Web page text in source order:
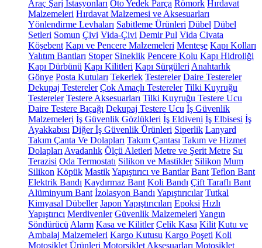
Araç Şarj İstasyonları Oto Yedek Parça Römork Hırdavat
Malzemeleri Hırdavat Malzemesi ve Aksesuarları
Yönlendirme Levhaları Sabitleme Ürünleri Dübel Dübel
Setleri Somun Çivi Vida-Çivi Demir Pul Vida Civata
Köşebent Kapı ve Pencere Malzemeleri Menteşe Kapı Kolları
Yalıtım Bantları Stoper Sineklik Pencere Kolu Kapı Hidroliği
Kapı Dürbünü Kapı Kilitleri Kapı Sürgüleri Anahtarlık
Gönye Posta Kutuları Tekerlek Testereler Daire Testereler
Dekupaj Testereler Çok Amaçlı Testereler Tilki Kuyruğu
Testereler Testere Aksesuarları Tilki Kuyruğu Testere Ucu
Daire Testere Bıçağı Dekupaj Testere Ucu İş Güvenlik
Malzemeleri İş Güvenlik Gözlükleri İş Eldiveni İş Elbisesi İş
Ayakkabısı Diğer İş Güvenlik Ürünleri Siperlik Lanyard
Takım Çanta Ve Dolapları Takım Çantası Takım ve Hizmet
Dolapları Avadanlık Ölçü Aletleri Metre ve Şerit Metre Su
Terazisi Oda Termostatı Silikon ve Mastikler Silikon Mum
Silikon Köpük MastikYapıştırıcı ve Bantlar Bant Teflon Bant
Elektrik Bandı Kaydırmaz Bant Koli Bandı Çift Taraflı Bant
Alüminyum Bant İzolasyon Bandı Yapıştırıcılar Tutkal
Kimyasal Dübeller Japon Yapıştırıcıları Epoksi Hızlı
Yapıştırıcı Merdivenler Güvenlik Malzemeleri Yangın
Söndürücü Alarm Kasa ve Kilitler Çelik Kasa Kilit Kutu ve
Ambalaj Malzemeleri Kargo Kutusu Kargo Poşeti Koli
Motosiklet Ürünleri Motorsiklet Aksesuarları Motosiklet